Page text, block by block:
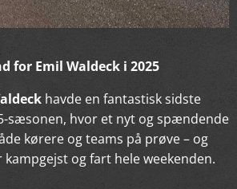
for Emil Waldeck i 2025
havde en fantastisk sidste
sæsonen, hvor et nyt og spændende
kørere og teams på prøve – og
og fart hele weekenden.